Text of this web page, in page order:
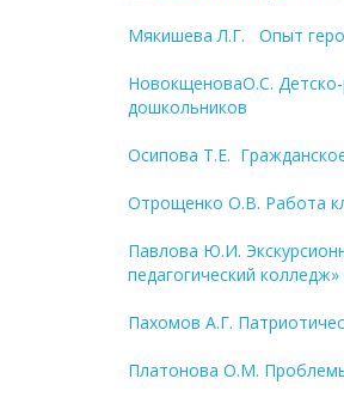
Мякишева Л.Г. Опыт
НовокщеноваО.С. Детско-
дошкольников
Осипова Т.Е.
Отрощенко О.В. Работа
Павлова Ю.И.
педагогический
Пахомов А.Г.
Платонова О.М. Проблемы